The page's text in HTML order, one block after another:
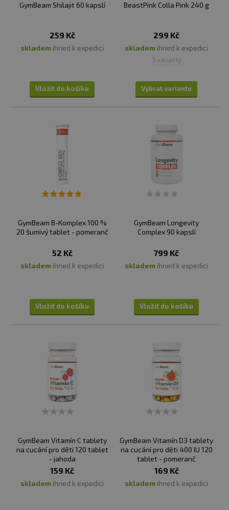
GymBeam Shilajit 60 kapslí
259 Kč
skladem ihned k expedici
Vložit do košíku
BeastPink Colla Pink 240 g
299 Kč
skladem ihned k expedici
3 varianty
Vybrat variantu
GymBeam B-Komplex 100 %
20 šumivý tablet - pomeranč
52 Kč
skladem ihned k expedici
Vložit do košíku
GymBeam Longevity
Complex 90 kapslí
799 Kč
skladem ihned k expedici
Vložit do košíku
GymBeam Vitamín C tablety
na cucání pro děti 120 tablet
- jahoda
159 Kč
skladem ihned k expedici
GymBeam Vitamín D3 tablety
na cucání pro děti 400 IU 120
tablet - pomeranč
169 Kč
skladem ihned k expedici